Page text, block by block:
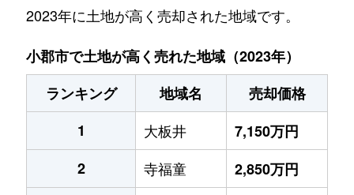
2023年に土地が高く売却された地域です。
小郡市で土地が高く売れた地域（2023年）
ランキング
地域名
売却価格
1
大板井
7,150万円
2
寺福童
2,850万円